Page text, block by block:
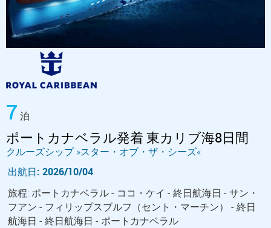
7 泊
ポートカナベラル発着 東カリブ海8日間
クルーズシップ »スター・オブ・ザ・シーズ«
出航日: 2026/10/04
旅程: ポートカナベラル - ココ・ケイ - 終日航海日 - サン・
フアン - フィリップスブルフ（セント・マーチン） - 終日
航海日 - 終日航海日 - ポートカナベラル